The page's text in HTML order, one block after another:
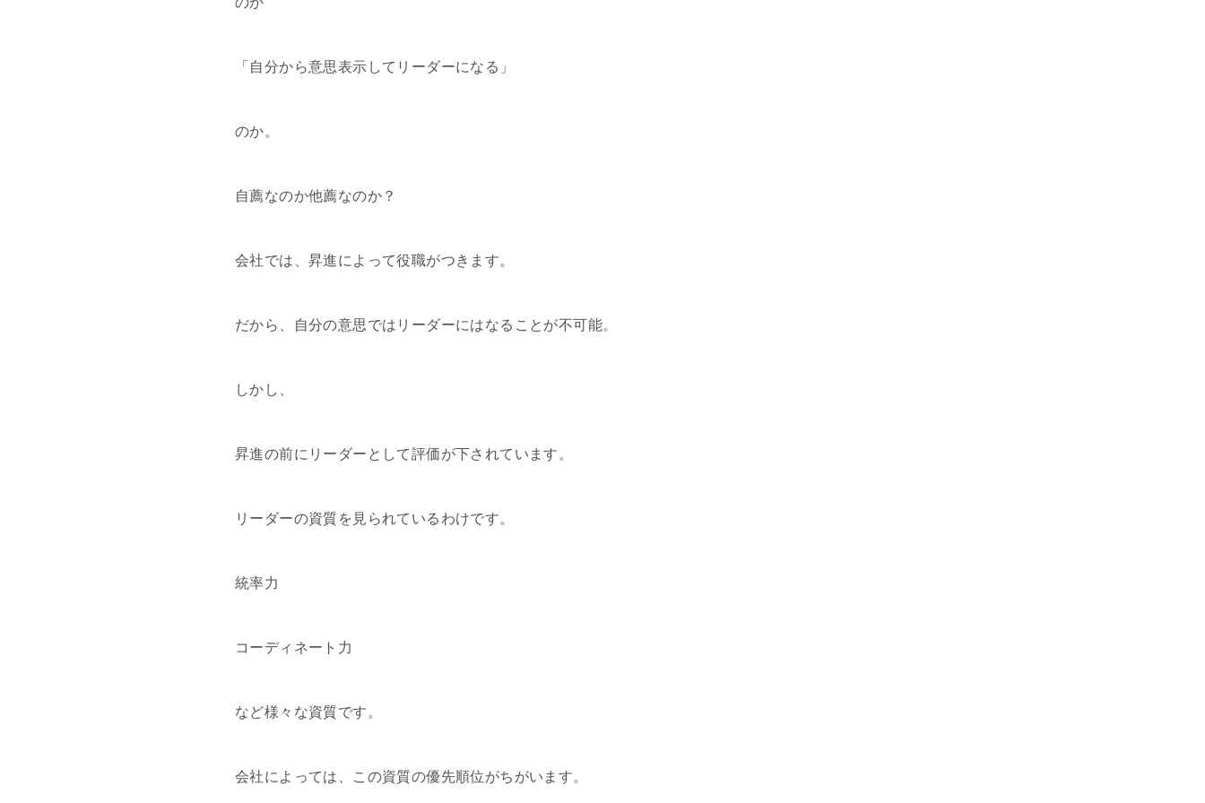
「自分から意思表示してリーダーになる」
のか。
自薦なのか他薦なのか？
会社では、昇進によって役職がつきます。
だから、自分の意思ではリーダーにはなることが不可能。
しかし、
昇進の前にリーダーとして評価が下されています。
リーダーの資質を見られているわけです。
統率力
コーディネート力
など様々な資質です。
会社によっては、この資質の優先順位がちがいます。